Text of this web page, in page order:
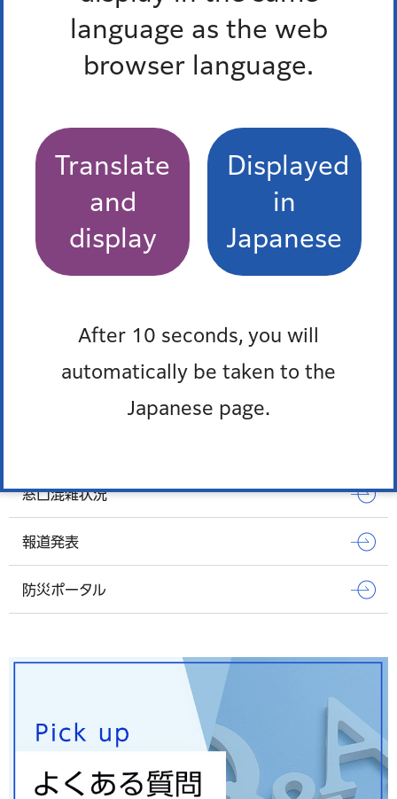
language as the web
browser language.
Translate
and
display
Displayed
in
Japanese
After 10 seconds, you will
automatically be taken to the
Japanese page.
港区食べきり協力店登録制度
しんばし 初藤
KAZUSAYA
ムサシヤ
もっとみる
窓口混雑状況
報道発表
防災ポータル